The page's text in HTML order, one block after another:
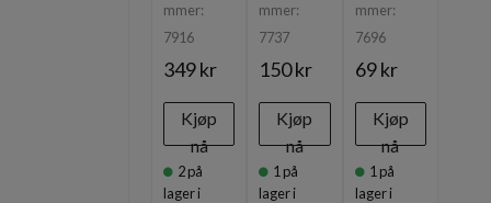
mmer:
7916
349 kr
Kjøp
nå
2på
lager i
mmer:
7737
150 kr
Kjøp
nå
1 på
lager i
mmer:
7696
69 kr
Kjøp
nå
1 på
lager i